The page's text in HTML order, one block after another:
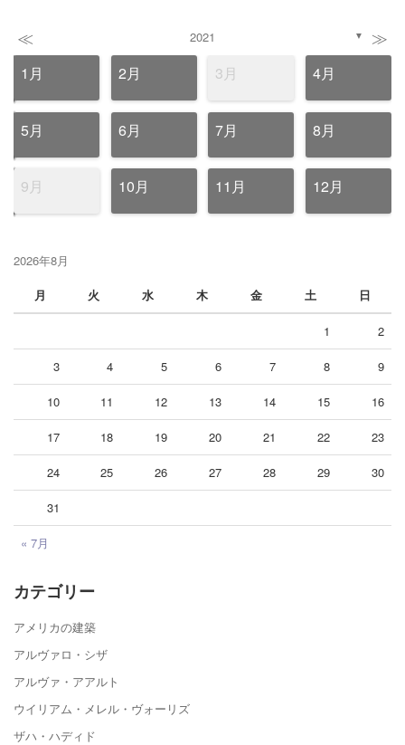
≪ 2021 ▼ ≫
1月 2月 3月 4月
5月 6月 7月 8月
9月 10月 11月 12月
2026年8月
月
火 水 木 金 土 日
« 7月
1 2
3 4 5 6 7 8 9
10 11 12 13 14 15 16
17 18 19 20 21 22 23
24 25 26 27 28 29 30
31
カテゴリー
アメリカの建築
アルヴァロ・シザ
アルヴァ・アアルト
ウイリアム・メレル・ヴォーリズ
ザハ・ハディド